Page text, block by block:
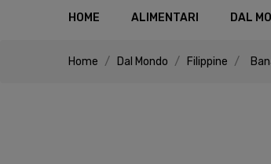
HOME ALIMENTARI DAL
Home Dal Mondo Filippine